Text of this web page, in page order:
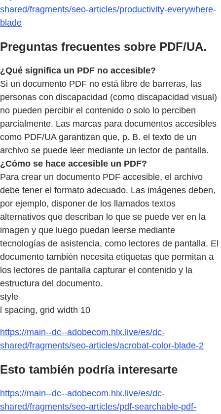
shared/fragments/seo-articles/productivity-everywhere-
blade
Preguntas frecuentes sobre PDF/UA.
¿Qué significa un PDF no accesible?
Si un documento PDF no está libre de barreras, las
personas con discapacidad (como discapacidad visual)
no pueden percibir el contenido o solo lo perciben
parcialmente. Las marcas para documentos accesibles
como PDF/UA garantizan que, p. B. el texto de un
archivo se puede leer mediante un lector de pantalla.
¿Cómo se hace accesible un PDF?
Para crear un documento PDF accesible, el archivo
debe tener el formato adecuado. Las imágenes deben,
por ejemplo, disponer de los llamados textos
alternativos que describan lo que se puede ver en la
imagen y que luego puedan leerse mediante
tecnologías de asistencia, como lectores de pantalla. El
documento también necesita etiquetas que permitan a
los lectores de pantalla capturar el contenido y la
estructura del documento.
style
l spacing, grid width 10
https://main--dc--adobecom.hlx.live/es/dc-
shared/fragments/seo-articles/acrobat-color-blade-2
Esto también podría interesarte
https://main--dc--adobecom.hlx.live/es/dc-
shared/fragments/seo-articles/pdf-searchable-pdf-